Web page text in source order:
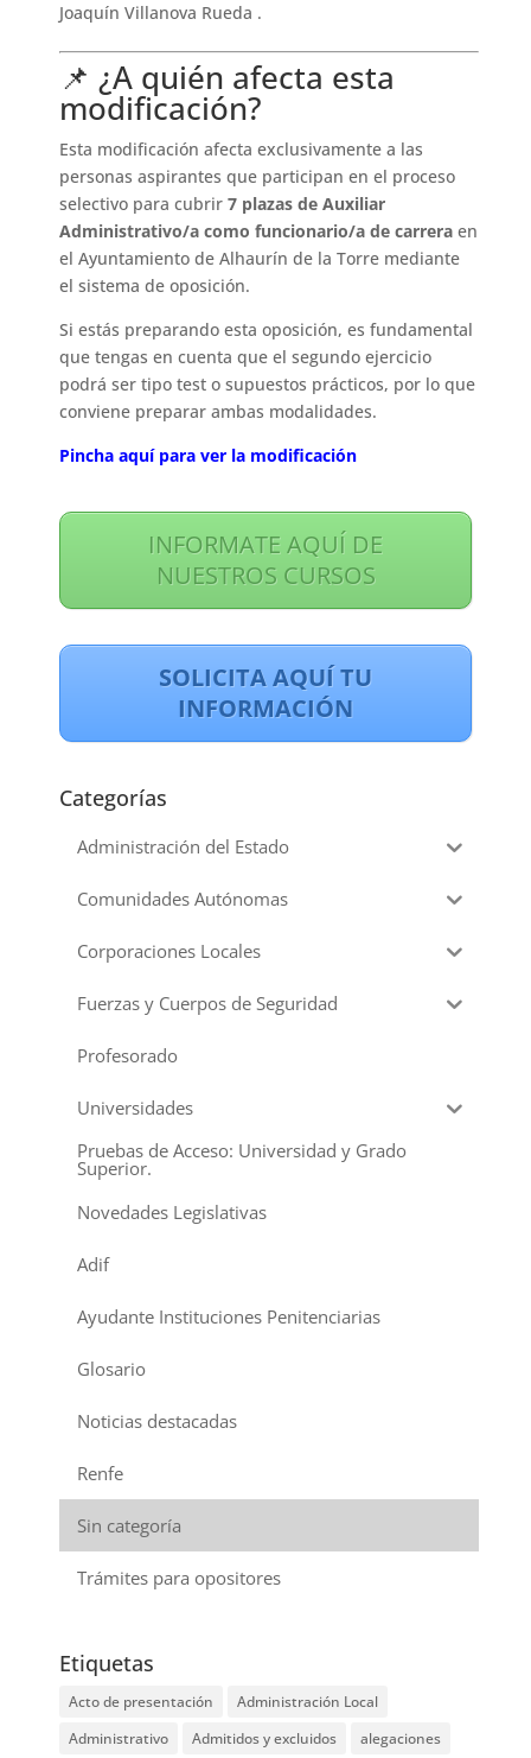
Joaquín Villanova Rueda .
📌 ¿A quién afecta esta
modificación?
Esta modificación afecta exclusivamente a las
personas aspirantes que participan en el proceso
selectivo para cubrir7 plazas de Auxiliar
Administrativo/a como funcionario/a de carrera en
el Ayuntamiento de Alhaurín de la Torre mediante
el sistema de oposición.
Si estás preparando esta oposición, es fundamental
que tengas en cuenta que el segundo ejercicio
podrá ser tipo test o supuestos prácticos, por lo que
conviene preparar ambas modalidades.
Pincha aquí para ver la modificación
INFORMATE AQUÍ DE
NUESTROS CURSOS
SOLICITA AQUÍ TU
INFORMACIÓN
Categorías
Administración del Estado
Comunidades Autónomas
Corporaciones Locales
Fuerzas y Cuerpos de Seguridad
Profesorado
Universidades
Pruebas de Acceso: Universidad y Grado
Superior.
Novedades Legislativas
Adif
Ayudante Instituciones Penitenciarias
Glosario
Noticias destacadas
Renfe
Sin categoría
Trámites para opositores
Etiquetas
Acto de presentación
Administración Local
Administrativo
Admitidos y excluidos
alegaciones